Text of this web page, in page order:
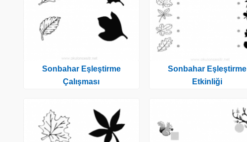
Sonbahar Eşleştirme
Çalışması
Sonbahar Eşleştirme
Etkinliği